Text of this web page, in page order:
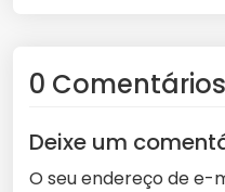
0 Comentários
Deixe um
O seu endereço de e-